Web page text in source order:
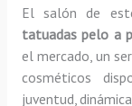
El salón de
tatuadas pelo a
el mercado, un
cosméticos
juventud,